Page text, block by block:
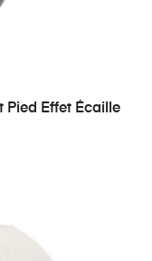
Pied Effet Écaille